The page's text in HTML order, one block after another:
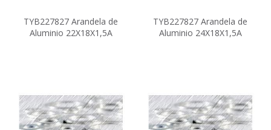
TYB227827 Arandela de
Aluminio 22X18X1,5A
TYB227827 Arandela de
Aluminio 24X18X1,5A